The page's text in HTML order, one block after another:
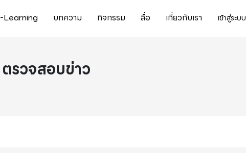
Learning บทความ กิจกรรม สื่อ เกี่ยวกับเรา เข้าสู่ระบบ
ตรวจสอบข่าว